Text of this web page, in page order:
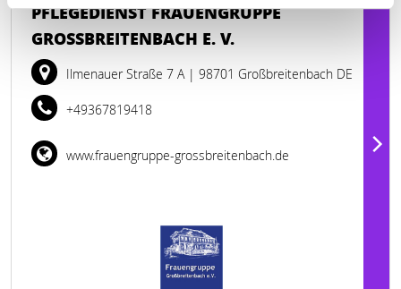
PFLEGEDIENST FRAUENGRUPPE
GROSSBREITENBACH E. V.
Ilmenauer Straße 7 A | 98701 Großbreitenbach DE
+49367819418
www.frauengruppe-grossbreitenbach.de